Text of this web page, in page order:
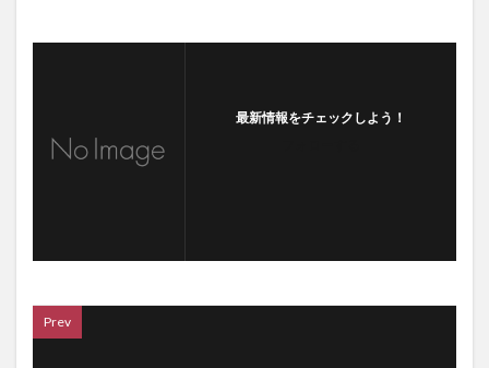
最新情報をチェックしよう！
Prev